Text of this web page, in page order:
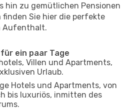
hin zu gemütlichen Pensionen
Sie hier die perfekte
Aufenthalt.
ein paar Tage
Villen und Apartments,
Urlaub.
Hotels und Apartments, von
bis luxuriös, inmitten des